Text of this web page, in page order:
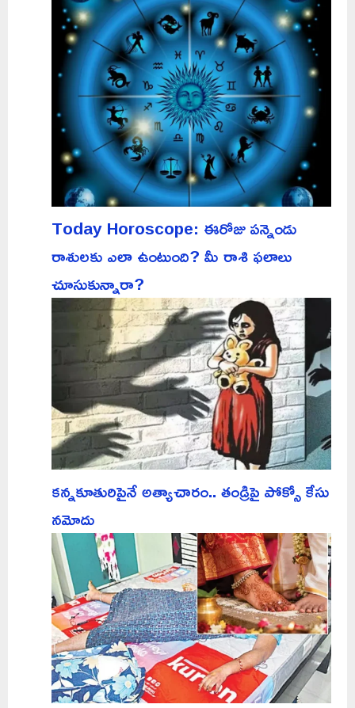
Today Horoscope: ఈరోజు పన్నెండు
రాశులకు ఎలా ఉంటుంది? మీ రాశి ఫలాలు
చూసుకున్నారా?
కన్నకూతురిపైనే అత్యాచారం.. తండ్రిపై పోక్సో కేసు
నమోదు